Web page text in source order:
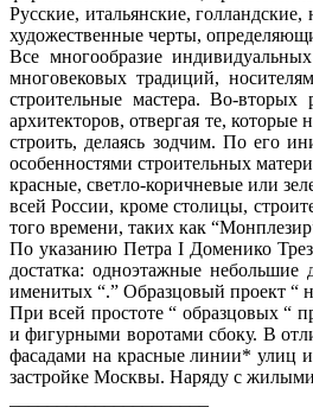
Русские, итальянские,
художественные черты,
Все многообразие
многовековых традиций,
строительные мастера. Во-
архитекторов, отвергая те,
строить, делаясь зодчим. По его
особенностями строительных
красные, светло-коричневые или
всей России, кроме столицы,
того времени, таких как
По указанию Петра I Доменико
достатка: одноэтажные
именитых “.” Образцовый проект “
При всей простоте “ образцовых “
и фигурными воротами сбоку. В
фасадами на красные линии* улиц
застройке Москвы. Наряду с